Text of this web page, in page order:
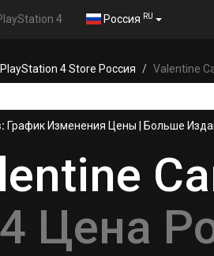
4 Россия RU
PlayStation 4 Store Россия Valentine
График Изменения Цены Больше
Цена